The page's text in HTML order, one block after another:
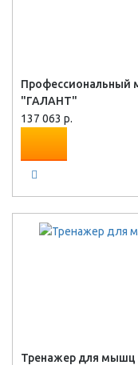
Профессиональный
"ГАЛАНТ"
137 063 р.
Тренажер для мышц